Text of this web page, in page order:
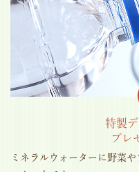
特製
プレ
ミネラルウォーターに野菜